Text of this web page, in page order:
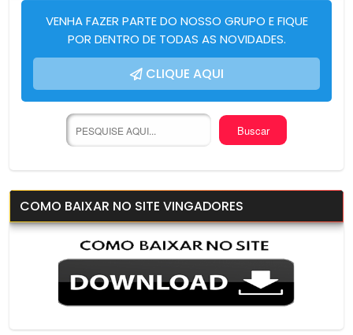
VENHA FAZER PARTE DO NOSSO GRUPO E FIQUE
POR DENTRO DE TODAS AS NOVIDADES.
CLIQUE AQUI
COMO BAIXAR NO SITE VINGADORES